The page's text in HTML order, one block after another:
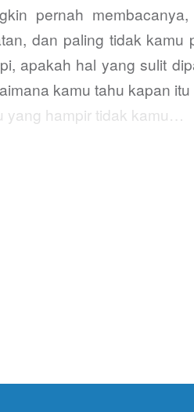
pernah
dan paling tidak
apakah hal yang sulit
kamu tahu kapan
yang hampir tidak kamu…